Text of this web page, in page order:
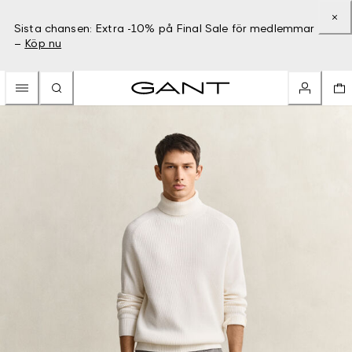
Sista chansen: Extra -10% på Final Sale för medlemmar
– Köp nu